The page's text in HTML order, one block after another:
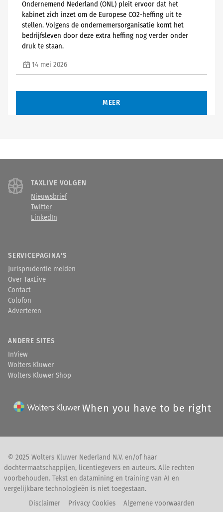
Ondernemend Nederland (ONL) pleit ervoor dat het
kabinet zich inzet om de Europese CO2-heffing uit te
stellen. Volgens de ondernemersorganisatie komt het
bedrijfsleven door deze extra heffing nog verder onder
druk te staan.
14 mei 2026
MEER
TAXLIVE VOLGEN
Nieuwsbrief
Twitter
LinkedIn
SERVICEPAGINA'S
Jurisprudentie melden
Over TaxLive
Contact
Colofon
Adverteren
ANDERE SITES
InView
Wolters Kluwer
Wolters Kluwer Shop
When you have to be right
© 2025 Wolters Kluwer Nederland N.V. en/of haar
dochtermaatschappijen, licentiegevers en auteurs. Alle rechten
voorbehouden. Tekst en datamining en training van AI en
vergelijkbare technologieën is niet toegestaan.
Disclaimer
Privacy Cookies Algemene voorwaarden